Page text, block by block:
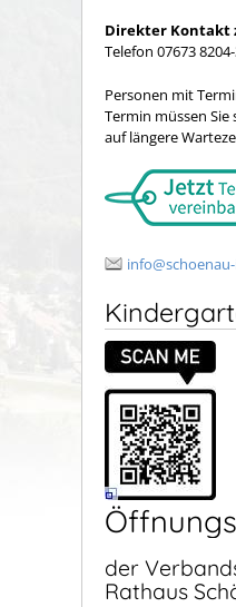
Direkter Kontakt
Telefon 07673
Personen mit
Termin müssen
auf längere
der
Rathaus